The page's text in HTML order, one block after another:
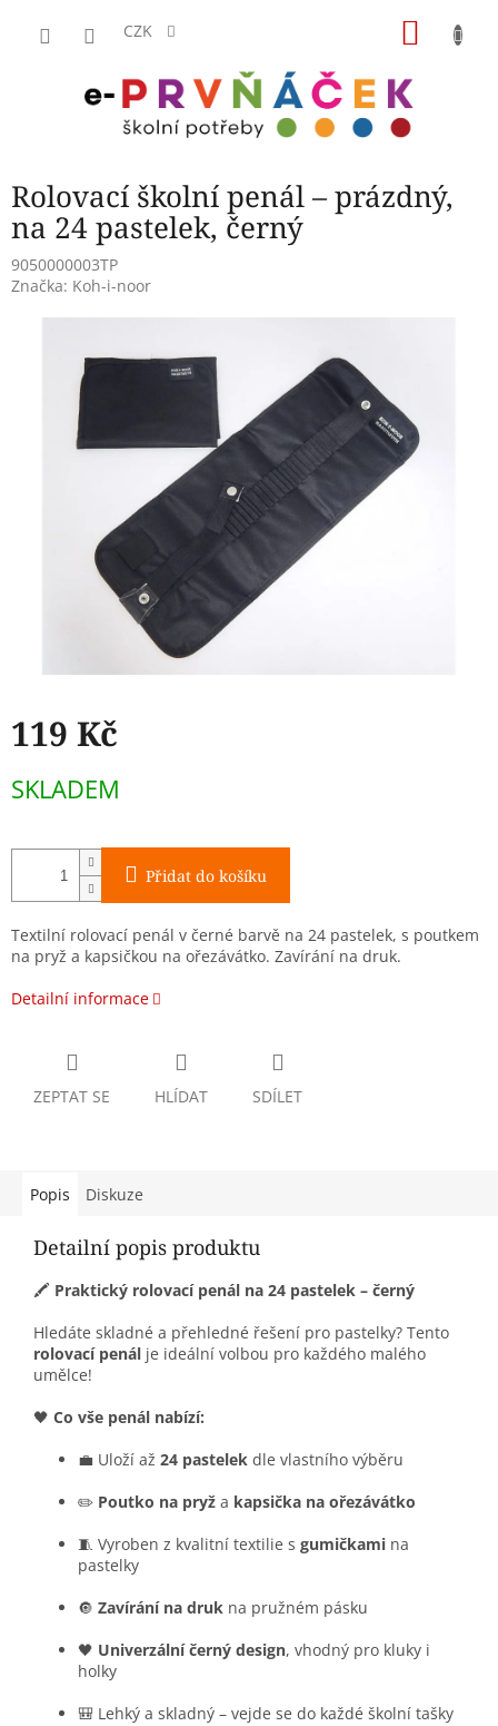
CZK
Rolovací školní penál – prázdný,
na 24 pastelek, černý
9050000003TP
Značka: Koh-i-noor
119 Kč
cena:
SKLADEM
Přidat do košíku
Textilní rolovací penál v černé barvě na 24 pastelek, s poutkem
na pryž a kapsičkou na ořezávátko. Zavírání na druk.
Detailní informace
ZEPTAT SE HLÍDAT SDÍLET
Popis Diskuze
Detailní popis produktu
🖍️ Praktický rolovací penál na 24 pastelek – černý
Hledáte skladné a přehledné řešení pro pastelky? Tento
rolovací penál je ideální volbou pro každého malého
umělce!
🖤 Co vše penál nabízí:
💼 Uloží až 24 pastelek dle vlastního výběru
✏️ Poutko na pryž a kapsička na ořezávátko
🧵 Vyroben z kvalitní textilie s gumičkami na
pastelky
🔘 Zavírání na druk na pružném pásku
🖤 Univerzální černý design, vhodný pro kluky i
holky
🎒 Lehký a skladný – vejde se do každé školní tašky